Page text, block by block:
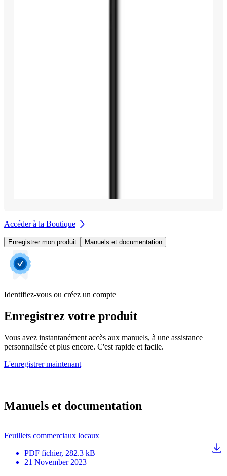
Accéder à la Boutique
Enregistrer mon produit Manuels et documentation
Identifiez-vous ou créez un compte
Enregistrez votre produit
Vous avez instantanément accès aux manuels, à une assistance
personnalisée et plus encore. C'est rapide et facile.
L'enregistrer maintenant
Manuels et documentation
Feuillets commerciaux locaux
PDF fichier, 282.3 kB
21 November 2023